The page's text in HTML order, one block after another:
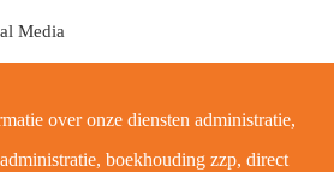
Media
over onze diensten administratie,
boekhouding zzp, direct